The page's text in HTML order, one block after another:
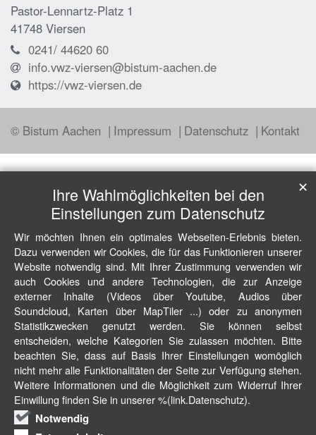
Pastor-Lennartz-Platz 1
41748 Viersen
0241/ 44620 60
info.vwz-viersen@bistum-aachen.de
https://vwz-viersen.de
© Bistum Aachen Impressum Datenschutz Kontakt
Ihre Wahlmöglichkeiten bei den
Einstellungen zum Datenschutz
Wir möchten Ihnen ein optimales Webseiten-Erlebnis bieten.
Dazu verwenden wir Cookies, die für das Funktionieren unserer
Website notwendig sind. Mit Ihrer Zustimmung verwenden wir
auch Cookies und andere Technologien, die zur Anzeige
externer Inhalte (Videos über Youtube, Audios über
Soundcloud, Karten über MapTiler ...) oder zu anonymen
Statistikzwecken genutzt werden. Sie können selbst
entscheiden, welche Kategorien Sie zulassen möchten. Bitte
beachten Sie, dass auf Basis Ihrer Einstellungen womöglich
nicht mehr alle Funktionalitäten der Seite zur Verfügung stehen.
Weitere Informationen und die Möglichkeit zum Widerruf Ihrer
Einwillung finden Sie in unserer %(link.Datenschutz).
Notwendig
✕